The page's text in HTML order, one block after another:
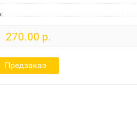
270.00 р.
Предзаказ